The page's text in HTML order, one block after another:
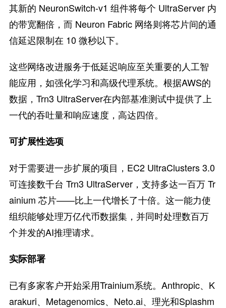
其新的 NeuronSwitch-v1 组件将每个 UltraServer 内
的带宽翻倍，而 Neuron Fabric 网络则将芯片间的通
信延迟限制在 10 微秒以下。
这些网络改进服务于低延迟响应至关重要的人工智
能应用，如强化学习和高级代理系统。根据AWS的
数据，Trn3 UltraServer在内部基准测试中提供了上
一代的吞吐量和响应速度，高达四倍。
可扩展性选项
对于需要进一步扩展的项目，EC2 UltraClusters 3.0
可连接数千台 Trn3 UltraServer，支持多达一百万 Tr
ainium 芯片——比上一代增长了十倍。这一能力使
组织能够处理万亿代币数据集，并同时处理数百万
个并发的AI推理请求。
实际部署
已有多家客户开始采用Trainium系统。Anthropic、K
arakuri、Metagenomics、Neto.ai、理光和Splashm